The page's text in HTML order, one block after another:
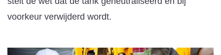
voorkeur verwijderd wordt.